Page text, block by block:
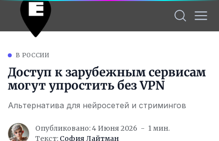
В РОССИИ
Доступ к зарубежным сервисам
могут упростить без VPN
Альтернатива для нейросетей и стримингов
Опубликовано: 4 Июня 2026
1 мин.
Текст: София Лайтман